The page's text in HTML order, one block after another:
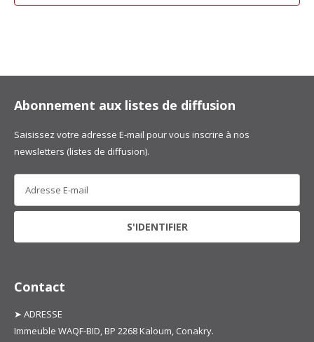
Abonnement aux listes de diffusion
Saisissez votre adresse E-mail pour vous inscrire à nos
newsletters (listes de diffusion).
Contact
➤ ADRESSE
Immeuble WAQF-BID, BP 2268 Kaloum, Conakry.